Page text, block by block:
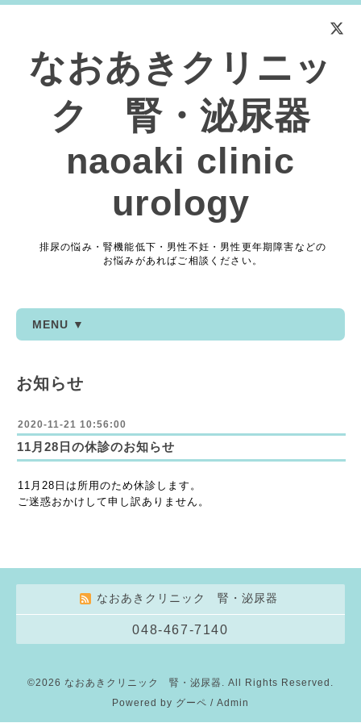
なおあきクリニッ
ク 腎・泌尿器
naoaki clinic
urology
排尿の悩み・腎機能低下・男性不妊・男性更年期障害などの
お悩みがあればご相談ください。
MENU ▼
お知らせ
2020-11-21 10:56:00
11月28日の休診のお知らせ
11月28日は所用のため休診します。
ご迷惑おかけして申し訳ありません。
なおあきクリニック 腎・泌尿器
048-467-7140
©2026 なおあきクリニック 腎・泌尿器 . All Rights Reserved.
Powered by グーペ / Admin